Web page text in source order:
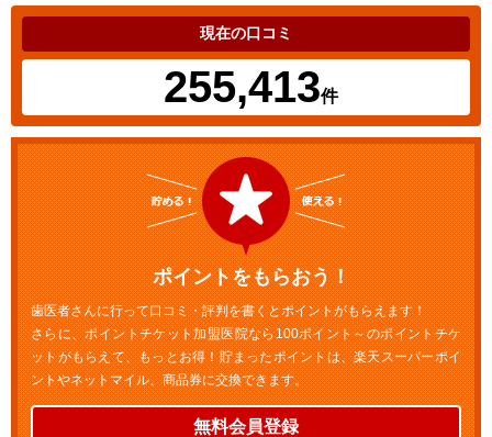
現在の口コミ
255,413件
ポイントをもらおう！
歯医者さんに行って口コミ・評判を書くとポイントがもらえます！
さらに、ポイントチケット加盟医院なら100ポイント～のポイントチケ
ットがもらえて、もっとお得！貯まったポイントは、楽天スーパーポイ
ントやネットマイル、商品券に交換できます。
無料会員登録